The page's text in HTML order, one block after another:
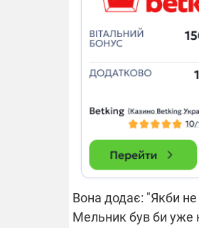
Вона додає: "Якби
Мельник був би уже